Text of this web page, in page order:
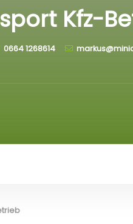
Kfz-
0664 1268614